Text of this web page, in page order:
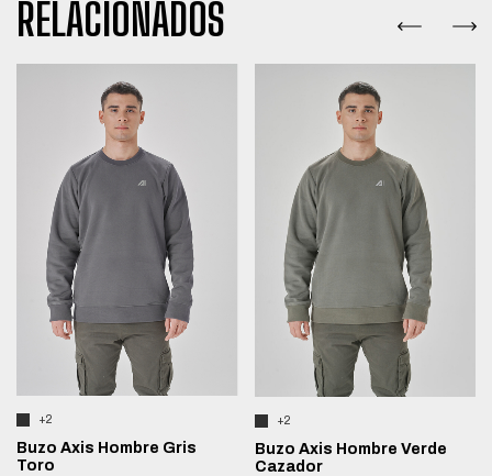
RELACIONADOS
+2
Buzo Axis Hombre Gris
Toro
+2
Buzo Axis Hombre Verde
Cazador